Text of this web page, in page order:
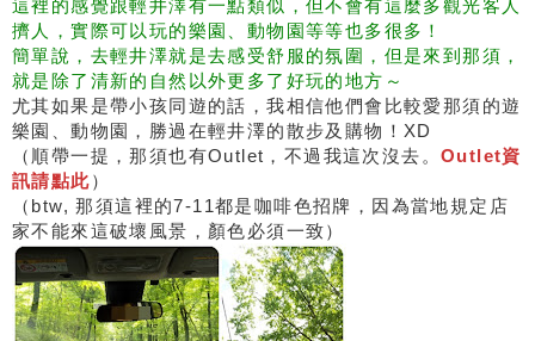
這裡的感覺跟輕井澤有一點類似，但不會有這麼多觀光客人
擠人，實際可以玩的樂園、動物園等等也多很多！
簡單說，去輕井澤就是去感受舒服的氛圍，但是來到那須，
就是除了清新的自然以外更多了好玩的地方～
尤其如果是帶小孩同遊的話，我相信他們會比較愛那須的遊
樂園、動物園，勝過在輕井澤的散步及購物！XD
（順帶一提，那須也有Outlet，不過我這次沒去。 Outlet資
訊請點此）
（btw, 那須這裡的7-11都是咖啡色招牌，因為當地規定店
家不能來這破壞風景，顏色必須一致）